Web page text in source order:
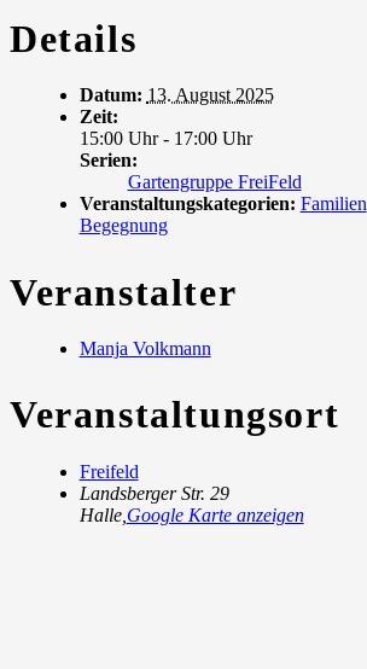
Details
Datum: 13. August 2025
Zeit:
15:00 Uhr - 17:00 Uhr
Serien:
Gartengruppe FreiFeld
Veranstaltungskategorien: Familien
Begegnung
Veranstalter
Manja Volkmann
Veranstaltungsort
Freifeld
Landsberger Str. 29
Halle, Google Karte anzeigen